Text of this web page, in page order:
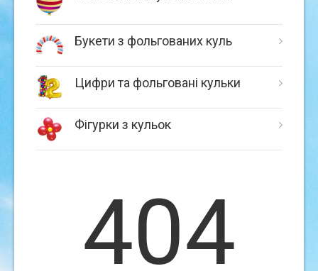
Букети з фольгованих куль
Цифри та фольговані кульки
Фігурки з кульок
404